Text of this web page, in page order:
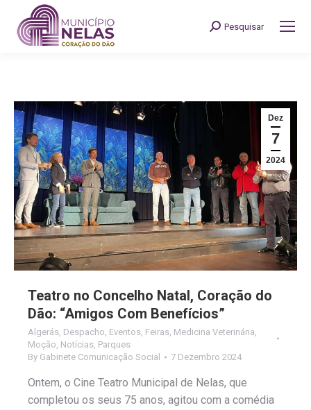
Search:
Pesquisar
Dez
7
2024
Teatro no Concelho Natal, Coração do
Dão: “Amigos Com Benefícios”
Algerás, Despacho, Eventos, Feiras, Medicina Veterinária,
Moção, Notícias, Parques
By Gabinete Comunicação Social 7 Dezembro 2024
Ontem, o Cine Teatro Municipal de Nelas, que
completou os seus 75 anos, agitou com a comédia